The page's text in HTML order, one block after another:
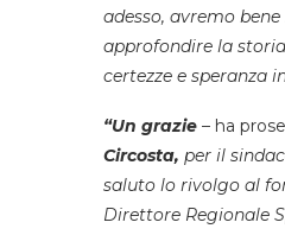
adesso, avremo
approfondire la
certezze e speranza
“Un grazie – ha
Circosta, per il
saluto lo rivolgo al
Direttore Regionale